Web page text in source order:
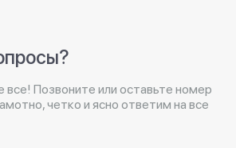
Позвоните или оставьте номер
четко и ясно ответим на все